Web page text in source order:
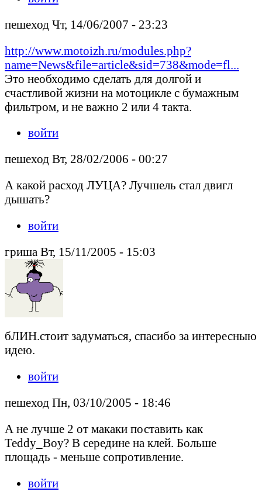
пешеход Чт, 14/06/2007 - 23:23
http://www.motoizh.ru/modules.php?
name=News&file=article&sid=738&mode=fl...
Это необходимо сделать для долгой и
счастливой жизни на мотоцикле с бумажным
фильтром, и не важно 2 или 4 такта.
войти
пешеход Вт, 28/02/2006 - 00:27
А какой расход ЛУЦА? Лучшель стал двигл
дышать?
войти
гриша Вт, 15/11/2005 - 15:03
бЛИН.стоит задуматься, спасибо за интересныю
идею.
войти
пешеход Пн, 03/10/2005 - 18:46
А не лучше 2 от макаки поставить как
Teddy_Boy? В середине на клей. Больше
площадь - меньше сопротивление.
войти